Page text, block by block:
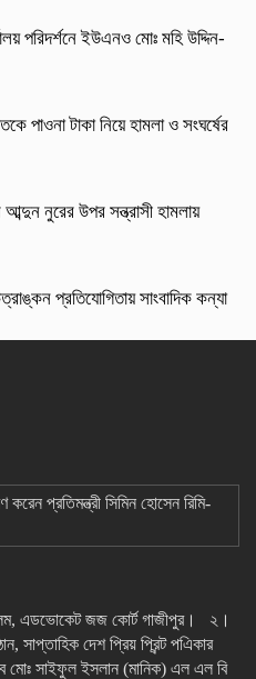
পরিদর্শনে ইউএনও মোঃ মহি উদ্দিন-
পাওনা টাকা নিয়ে হামলা ও সংঘর্ষের
নুরের উপর সন্ত্রাসী হামলায়
প্রতিযোগিতায় সাংবাদিক কন্যা
করেন প্রতিমন্ত্রী সিমিন হোসেন রিমি-
এডভোকেট জজ কোর্ট গাজীপুর। ২।
সাপ্তাহিক দেশ প্রিয় প্রিন্ট পএিকার
সাইফুল ইসলান (মানিক) এল এল বি